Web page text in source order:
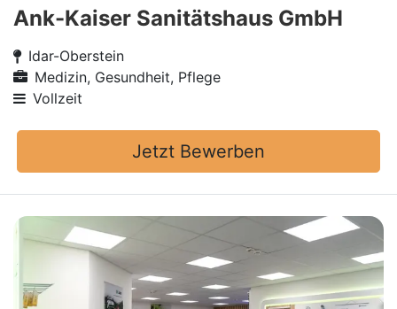
Ank-Kaiser Sanitätshaus GmbH
Idar-Oberstein
Medizin, Gesundheit, Pflege
Vollzeit
Jetzt Bewerben